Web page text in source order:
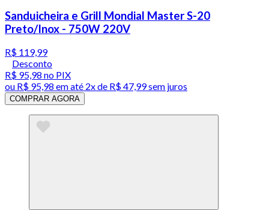
Sanduicheira e Grill Mondial Master S-20
Preto/Inox - 750W 220V
R$ 119,99
Desconto
R$ 95,98 no PIX
ou R$ 95,98 em até 2x de R$ 47,99 sem juros
COMPRAR AGORA